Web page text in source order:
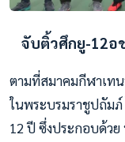
จับติ้วศึกยู-12อ
ตามที่สมาคมกีฬาเท
ในพระบรมราชูปถัม
12 ปี ซึ่งประกอบด้ว